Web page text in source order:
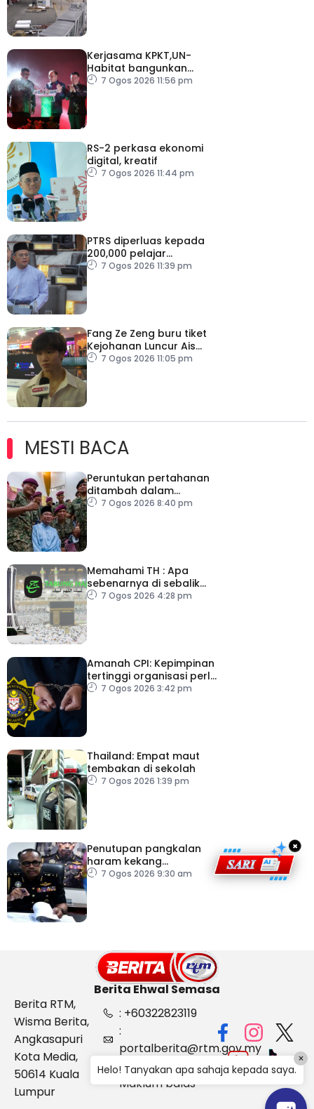
Kerjasama KPKT,UN-
Habitat bangunkan
inisiatif My Public Space
7 Ogos 2026 11:56 pm
RS-2 perkasa ekonomi
digital, kreatif
7 Ogos 2026 11:44 pm
PTRS diperluas kepada
200,000 pelajar
menjelang 2030
7 Ogos 2026 11:39 pm
Fang Ze Zeng buru tiket
Kejohanan Luncur Ais
Dunia 2027
7 Ogos 2026 11:05 pm
MESTI BACA
Peruntukan pertahanan
ditambah dalam
Belanjawan 2027
7 Ogos 2026 8:40 pm
Memahami TH : Apa
sebenarnya di sebalik
angka
7 Ogos 2026 4:28 pm
Amanah CPI: Kepimpinan
tertinggi organisasi perlu
pacu reformasi radikal
7 Ogos 2026 3:42 pm
Thailand: Empat maut
tembakan di sekolah
7 Ogos 2026 1:39 pm
Penutupan pangkalan
haram kekang
penyeludupan di
7 Ogos 2026 9:30 am
×
Berita Ehwal Semasa
Berita RTM,
Wisma Berita,
Angkasapuri
Kota Media,
50614 Kuala
Lumpur
: +60322823119
:
portalberita@rtm.gov.my
: Aduan &
Maklum balas
Helo! Tanyakan apa sahaja kepada saya.
×